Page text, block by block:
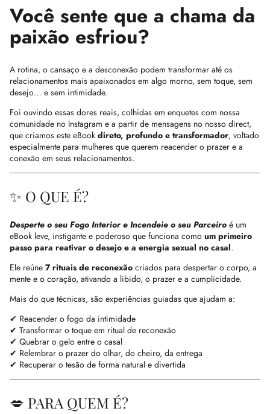
Você sente que a chama da
paixão esfriou?
A rotina, o cansaço e a desconexão podem transformar até os
relacionamentos mais apaixonados em algo morno, sem toque, sem
desejo… e sem intimidade.
Foi ouvindo essas dores reais, colhidas em enquetes com nossa
comunidade no Instagram e a partir de mensagens no nosso direct,
que criamos este eBook direto, profundo e transformador, voltado
especialmente para mulheres que querem reacender o prazer e a
conexão em seus relacionamentos.
✨ O QUE É?
Desperte o seu Fogo Interior e Incendeie o seu Parceiro é um
eBook leve, instigante e poderoso que funciona como um primeiro
passo para reativar o desejo e a energia sexual no casal.
Ele reúne 7 rituais de reconexão criados para despertar o corpo, a
mente e o coração, ativando a libido, o prazer e a cumplicidade.
Mais do que técnicas, são experiências guiadas que ajudam a:
✔ Reacender o fogo da intimidade
✔ Transformar o toque em ritual de reconexão
✔ Quebrar o gelo entre o casal
✔ Relembrar o prazer do olhar, do cheiro, da entrega
✔ Recuperar o tesão de forma natural e divertida
💋 PARA QUEM É?